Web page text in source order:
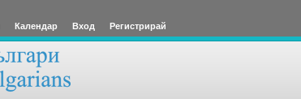
Календар Вход Регистрирай